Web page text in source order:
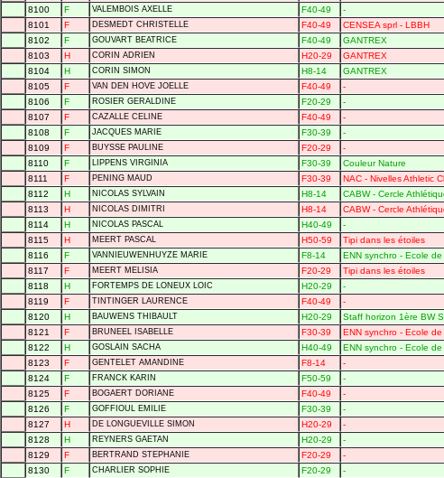
8100
F VALEMBOIS AXELLE F40-49 -
8101
F DESMEDT CHRISTELLE F40-49 CENSEA sprl - LBBH
8102
F GOUVART BEATRICE F40-49 GANTREX
8103
H CORIN ADRIEN H20-29 GANTREX
8104
H CORIN SIMON H8-14 GANTREX
8105
F VAN DEN HOVE JOELLE F40-49 -
8106
F ROSIER GERALDINE F20-29 -
8107
F CAZALLE CELINE F40-49 -
8108
F JACQUES MARIE F30-39 -
8109
F BUYSSE PAULINE F20-29 -
8110
F LIPPENS VIRGINIA F30-39 Couleur Nature
8111
F PENING MAUD F30-39 NAC - Nivelles Athletic
8112
H NICOLAS SYLVAIN H8-14 CABW - Cercle
8113
H NICOLAS DIMITRI H8-14 CABW - Cercle
8114
H NICOLAS PASCAL H40-49 -
8115
H MEERT PASCAL H50-59 Tipi dans les étoiles
8116
F VANNIEUWENHUYZE MARIE F8-14 ENN synchro - Ecole
8117
F MEERT MELISIA F20-29 Tipi dans les étoiles
8118
H FORTEMPS DE LONEUX LOIC H20-29 -
8119
F TINTINGER LAURENCE F40-49 -
8120
H BAUWENS THIBAULT H20-29 Staff horizon 1ère BW
8121
F BRUNEEL ISABELLE F30-39 ENN synchro - Ecole
8122
H GOSLAIN SACHA H40-49 ENN synchro - Ecole
8123
F GENTELET AMANDINE F8-14 -
8124
F FRANCK KARIN F50-59 -
8125
F BOGAERT DORIANE F40-49 -
8126
F GOFFIOUL EMILIE F30-39 -
8127
H DE LONGUEVILLE SIMON H20-29 -
8128
H REYNERS GAETAN H20-29 -
8129
F BERTRAND STEPHANIE F20-29 -
8130
F CHARLIER SOPHIE F20-29 -